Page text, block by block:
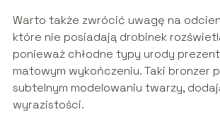
Warto także zwrócić uwagę na
które nie posiadają drobinek
ponieważ chłodne typy urody
matowym wykończeniu. Taki bronzer
subtelnym modelowaniu twarzy,
wyrazistości.